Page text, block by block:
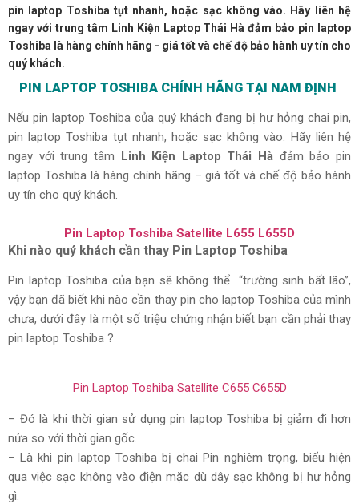
pin laptop Toshiba tụt nhanh, hoặc sạc không vào. Hãy liên hệ
ngay với trung tâm Linh Kiện Laptop Thái Hà đảm bảo pin laptop
Toshiba là hàng chính hãng - giá tốt và chế độ bảo hành uy tín cho
quý khách.
PIN LAPTOP TOSHIBA CHÍNH HÃNG TẠI NAM ĐỊNH
Nếu pin laptop Toshiba của quý khách đang bị hư hỏng chai pin,
pin laptop Toshiba tụt nhanh, hoặc sạc không vào. Hãy liên hệ
ngay với trung tâm Linh Kiện Laptop Thái Hà đảm bảo pin
laptop Toshiba là hàng chính hãng – giá tốt và chế độ bảo hành
uy tín cho quý khách.
Pin Laptop Toshiba Satellite L655 L655D
Khi nào quý khách cần thay Pin Laptop Toshiba
Pin laptop Toshiba của bạn sẽ không thể “trường sinh bất lão”,
vậy bạn đã biết khi nào cần thay pin cho laptop Toshiba của mình
chưa, dưới đây là một số triệu chứng nhận biết bạn cần phải thay
pin laptop Toshiba ?
Pin Laptop Toshiba Satellite C655 C655D
– Đó là khi thời gian sử dụng pin laptop Toshiba bị giảm đi hơn
nửa so với thời gian gốc.
– Là khi pin laptop Toshiba bị chai Pin nghiêm trọng, biểu hiện
qua việc sạc không vào điện mặc dù dây sạc không bị hư hỏng
gì.